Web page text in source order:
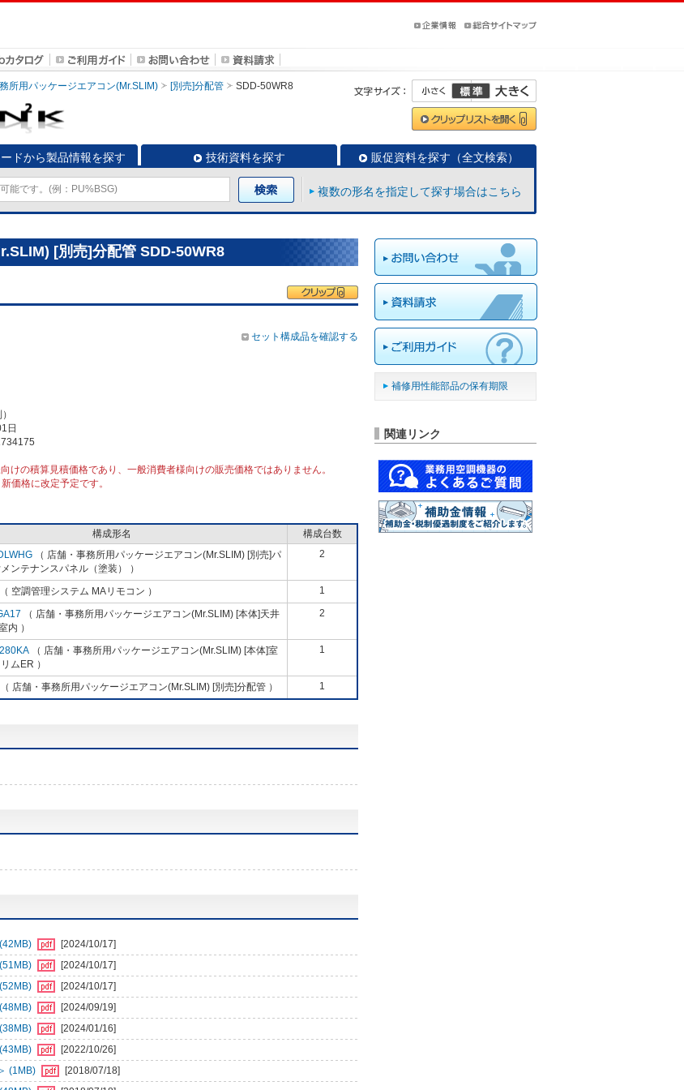
所用パッケージエアコン(Mr.SLIM) [別売]分配管 SDD-50WR8
ドから製品情報を探す 技術資料を探す 販促資料を探す（全文検索）
複数の形名を指定して探す場合はこちら
[別売]分配管 SDD-50WR8
セット構成品を確認する
日
けの積算見積価格であり、一般消費者様向けの販売価格ではありません。
価格に改定予定です。
構成形名
構成台数
（ 店舗・事務所用パッケージエアコン(Mr.SLIM) [別売]パ
ンテナンスパネル（塗装） ）
2
（ 空調管理システム MAリモコン ） 1
（ 店舗・事務所用パッケージエアコン(Mr.SLIM) [本体]天井
内 ）
2
（ 店舗・事務所用パッケージエアコン(Mr.SLIM) [本体]室
ムER ）
1
（ 店舗・事務所用パッケージエアコン(Mr.SLIM) [別売]分配管 ） 1
[2024/10/17]
[2024/10/17]
[2024/10/17]
[2024/09/19]
[2024/01/16]
[2022/10/26]
(1MB)
[2018/07/18]
補修用性能部品の保有期限
関連リンク